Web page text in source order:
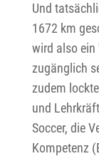
Und
1672 km
wird also ein
zugänglich
zudem
und
Soccer, die
Kompetenz